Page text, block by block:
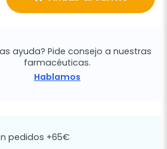
ayuda? Pide consejo a nuestras
farmacéuticas.
Hablamos
pedidos +65€